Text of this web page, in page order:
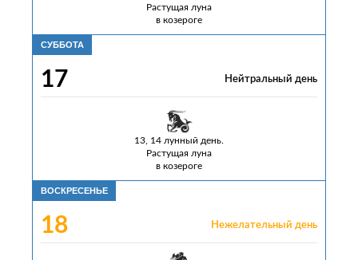
Растущая луна
в козероге
СУББОТА
17 Нейтральный день
13, 14 лунный день.
Растущая луна
в козероге
ВОСКРЕСЕНЬЕ
18 Нежелательный день